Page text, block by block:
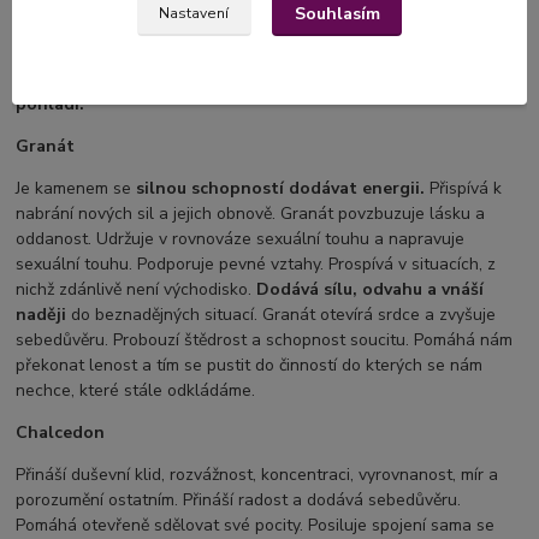
Funguje jako silný čistič a nástroj pro regeneraci. Pohlcuje,
pohladí.
Granát
Je kamenem se silnou schopností dodávat energii. Přispívá k
nabrání nových sil a jejich obnově. Granát povzbuzuje lásku a
oddanost. Udržuje v rovnováze sexuální touhu a napravuje
sexuální touhu. Podporuje pevné vztahy. Prospívá v situacích, z
nichž zdánlivě není východisko. Dodává sílu, odvahu a vnáší
naději do beznadějných situací. Granát otevírá srdce a zvyšuje
sebedůvěru. Probouzí štědrost a schopnost soucitu. Pomáhá nám
překonat lenost a tím se pustit do činností do kterých se nám
nechce, které stále odkládáme.
Chalcedon
Přináší duševní klid, rozvážnost, koncentraci, vyrovnanost, mír a
porozumění ostatním. Přináší radost a dodává sebedůvěru.
Pomáhá otevřeně sdělovat své pocity. Posiluje spojení sama se
Nastavení Souhlasím